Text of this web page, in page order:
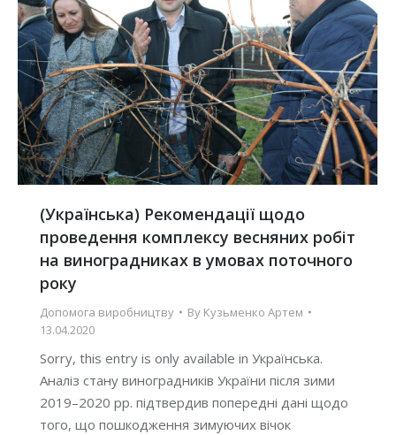
(Українська) Рекомендації щодо
проведення комплексу весняних робіт
на виноградниках в умовах поточного
року
Допомога виробництву By Кузьменко Артем
13.04.2020
Sorry, this entry is only available in Українська.
Аналіз стану виноградників України після зими
2019–2020 рр. підтвердив попередні дані щодо
того, що пошкодження зимуючих вічок